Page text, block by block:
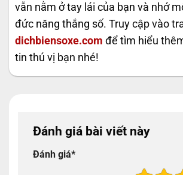
vẫn nằm ở tay lái của bạn và nhớ
đức năng thắng số. Truy cập vào
dichbiensoxe.com để tìm hiểu
tin thú vị bạn nhé!
Đánh giá bài viết này
Đánh giá*